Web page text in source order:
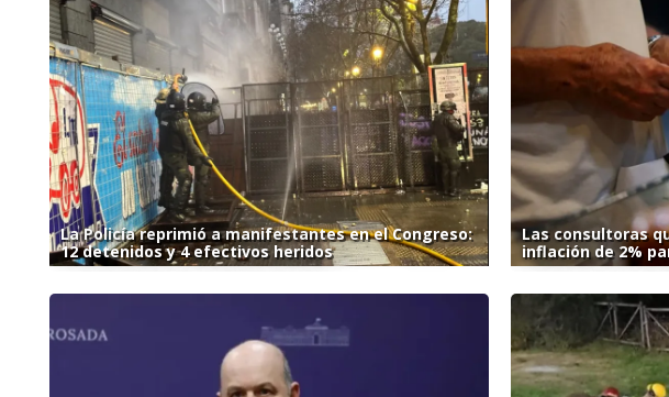
La Policía reprimió a manifestantes en el Congreso:
12 detenidos y 4 efectivos heridos
Las consultoras
inflación de 2%